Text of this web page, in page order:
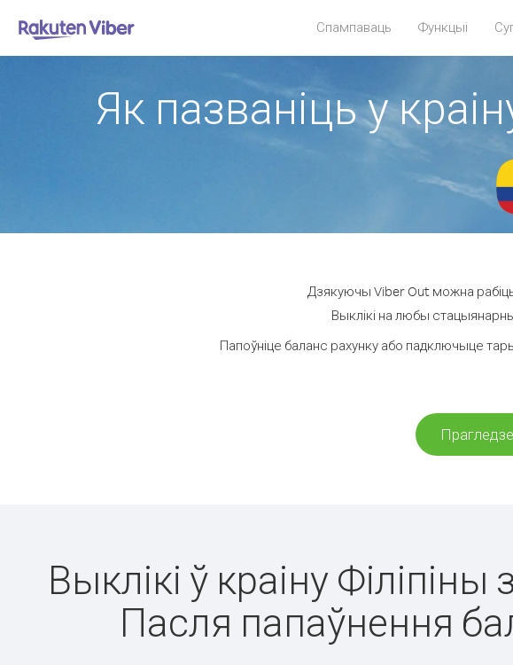
Спампаваць Функцыі
Як пазваніць у
Дзякуючы Viber Out можна рабіць
Выклікі на любы стацыянарны
Папоўніце баланс рахунку або падключыце
Выклікі ў краіну
Пасля папаўнення